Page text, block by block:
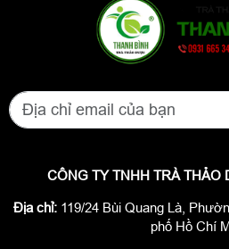
CÔNG TY TNHH TRÀ THẢO
Địa chỉ: 119/24 Bùi Quang Là,
phố Hồ Chí